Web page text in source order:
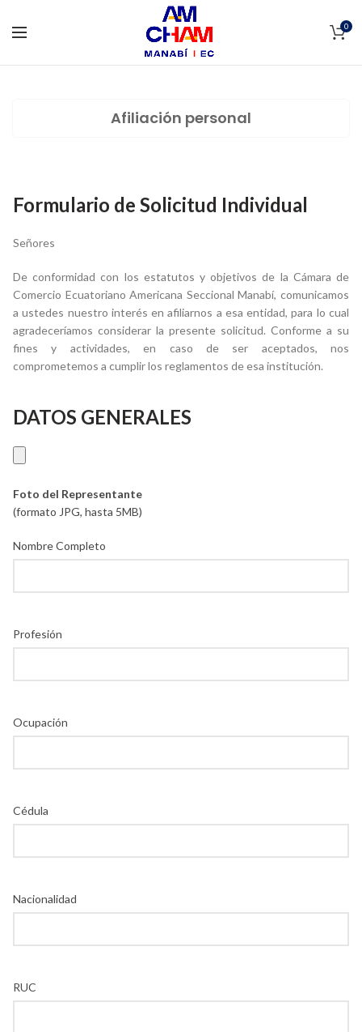
0
Afiliación personal
Formulario de Solicitud Individual
Señores
De conformidad con los estatutos y objetivos de la Cámara de
Comercio Ecuatoriano Americana Seccional Manabí, comunicamos
a ustedes nuestro interés en afiliarnos a esa entidad, para lo cual
agradeceríamos considerar la presente solicitud. Conforme a su
fines y actividades, en caso de ser aceptados, nos
comprometemos a cumplir los reglamentos de esa institución.
DATOS GENERALES
Foto del Representante
(formato JPG, hasta 5MB)
Nombre Completo
Profesión
Ocupación
Cédula
Nacionalidad
RUC